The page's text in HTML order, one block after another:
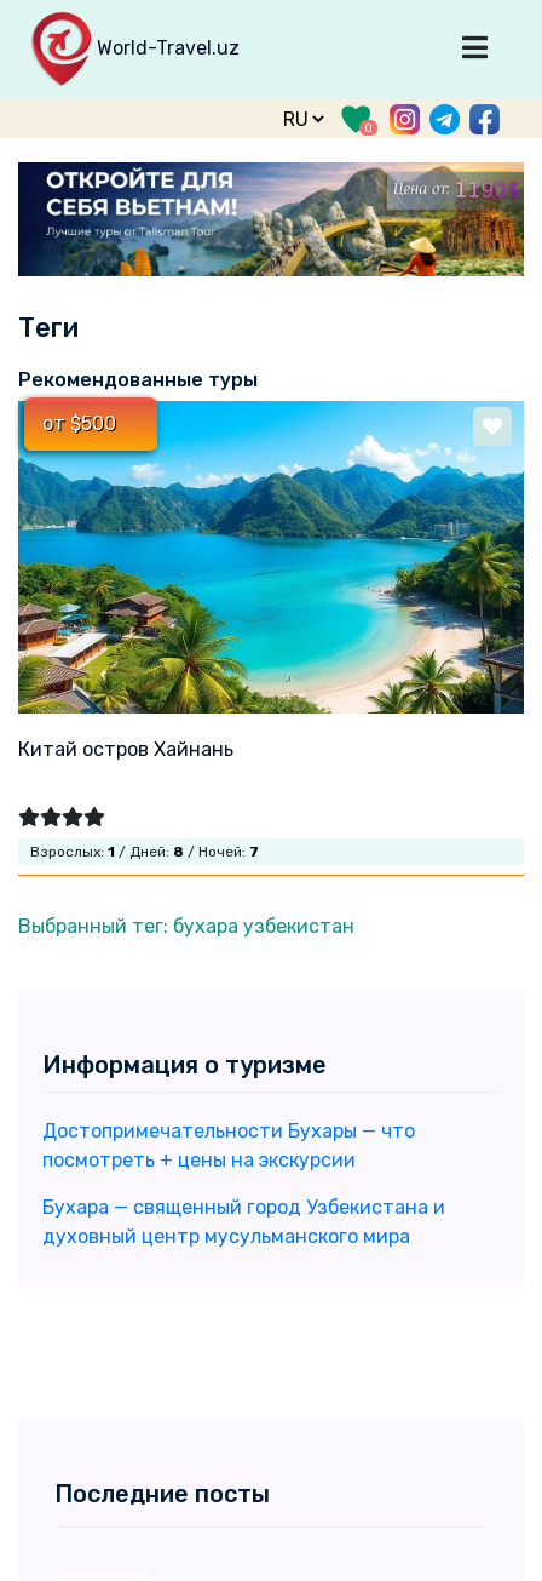
World-Travel.uz
Главная
Направления
Туры
Тур. фирмы
Табло прилета
Войти
Зарегистрироваться
support@world-travel.uz
0
Теги
Рекомендованные туры
от $500
Китай остров Хайнань
Взрослых: 1 / Дней: 8 / Ночей: 7
Выбранный тег: бухара узбекистан
Информация о туризме
Достопримечательности Бухары — что
посмотреть + цены на экскурсии
Бухара — священный город Узбекистана и
духовный центр мусульманского мира
Последние посты